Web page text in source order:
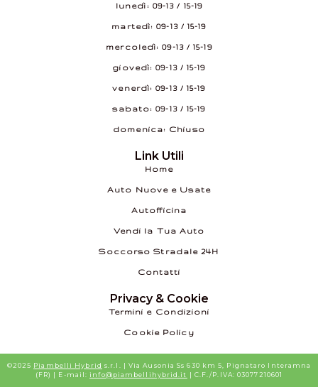
lunedì: 09–13 / 15–19
martedì: 09–13 / 15–19
mercoledì: 09–13 / 15–19
giovedì: 09–13 / 15–19
venerdì: 09–13 / 15–19
sabato: 09–13 / 15–19
domenica: Chiuso
Link Utili
Home
Auto Nuove e Usate
Autofficina
Vendi la Tua Auto
Soccorso Stradale 24H
Contatti
Privacy & Cookie
Termini e Condizioni
Cookie Policy
©2025 Piambelli Hybrid s.r.l. | Via Ausonia Ss 630 km 5, Pignataro Interamna
(FR) | E-mail: info@piambellihybrid.it | C.F./P.IVA: 03077210601